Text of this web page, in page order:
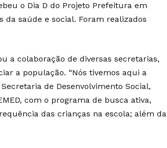
o Dia D do Projeto Prefeitura em
da saúde e social. Foram realizados
a colaboração de diversas secretarias,
a população. “Nós tivemos aqui a
de Desenvolvimento Social,
com o programa de busca ativa,
das crianças na escola; além da